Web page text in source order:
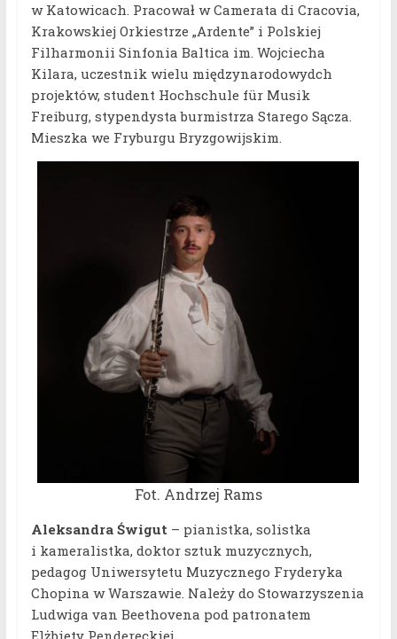
w Katowicach. Pracował w Camerata di Cracovia,
Krakowskiej Orkiestrze „Ardente” i Polskiej
Filharmonii Sinfonia Baltica im. Wojciecha
Kilara, uczestnik wielu międzynarodowydch
projektów, student Hochschule für Musik
Freiburg, stypendysta burmistrza Starego Sącza.
Mieszka we Fryburgu Bryzgowijskim.
Fot. Andrzej Rams
Aleksandra Świgut – pianistka, solistka
i kameralistka, doktor sztuk muzycznych,
pedagog Uniwersytetu Muzycznego Fryderyka
Chopina w Warszawie. Należy do Stowarzyszenia
Ludwiga van Beethovena pod patronatem
Elżbiety Pendereckiej.